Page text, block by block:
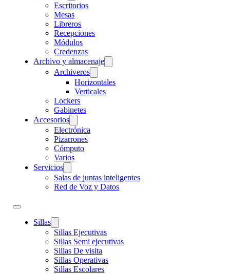
Escritorios
Mesas
Libreros
Recepciones
Módulos
Credenzas
Archivo y almacenaje
Archiveros
Horizontales
Verticales
Lockers
Gabinetes
Accesorios
Electrónica
Pizarrones
Cómputo
Varios
Servicios
Salas de juntas inteligentes
Red de Voz y Datos
Sillas
Sillas Ejecutivas
Sillas Semi ejecutivas
Sillas De visita
Sillas Operativas
Sillas Escolares